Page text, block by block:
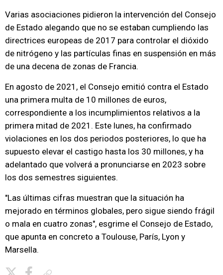
Varias asociaciones pidieron la intervención del Consejo
de Estado alegando que no se estaban cumpliendo las
directrices europeas de 2017 para controlar el dióxido
de nitrógeno y las partículas finas en suspensión en más
de una decena de zonas de Francia.
En agosto de 2021, el Consejo emitió contra el Estado
una primera multa de 10 millones de euros,
correspondiente a los incumplimientos relativos a la
primera mitad de 2021. Este lunes, ha confirmado
violaciones en los dos periodos posteriores, lo que ha
supuesto elevar el castigo hasta los 30 millones, y ha
adelantado que volverá a pronunciarse en 2023 sobre
los dos semestres siguientes.
"Las últimas cifras muestran que la situación ha
mejorado en términos globales, pero sigue siendo frágil
o mala en cuatro zonas", esgrime el Consejo de Estado,
que apunta en concreto a Toulouse, París, Lyon y
Marsella.